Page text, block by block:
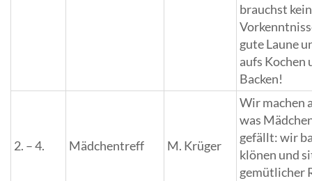
brauchst
gute Laune
aufs Kochen
Backen!
2. – 4. Mädchentreff M. Krüger
Wir machen
was
gefällt: wir
klönen und
gemütlicher